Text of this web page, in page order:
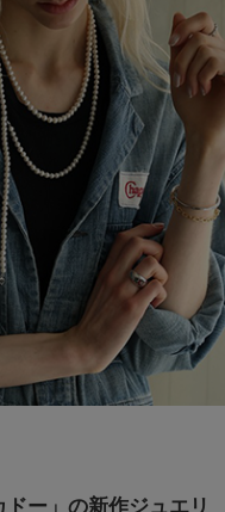
ー」の新作ジュエリ